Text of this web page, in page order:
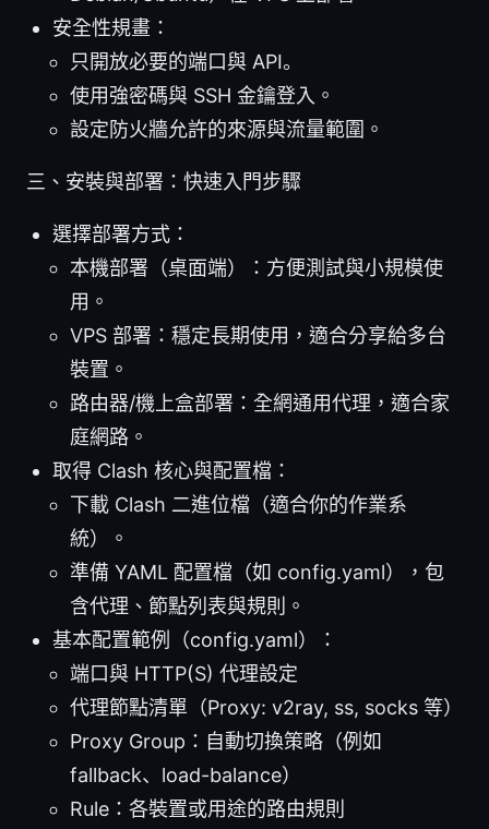
安全性規畫：
只開放必要的端口與 API。
使用強密碼與 SSH 金鑰登入。
設定防火牆允許的來源與流量範圍。
三、安裝與部署：快速入門步驟
選擇部署方式：
本機部署（桌面端）：方便測試與小規模使
用。
VPS 部署：穩定長期使用，適合分享給多台
裝置。
路由器/機上盒部署：全網通用代理，適合家
庭網路。
取得 Clash 核心與配置檔：
下載 Clash 二進位檔（適合你的作業系
統）。
準備 YAML 配置檔（如 config.yaml），包
含代理、節點列表與規則。
基本配置範例（config.yaml）：
端口與 HTTP(S) 代理設定
代理節點清單（Proxy: v2ray, ss, socks 等）
Proxy Group：自動切換策略（例如
fallback、load-balance）
Rule：各裝置或用途的路由規則